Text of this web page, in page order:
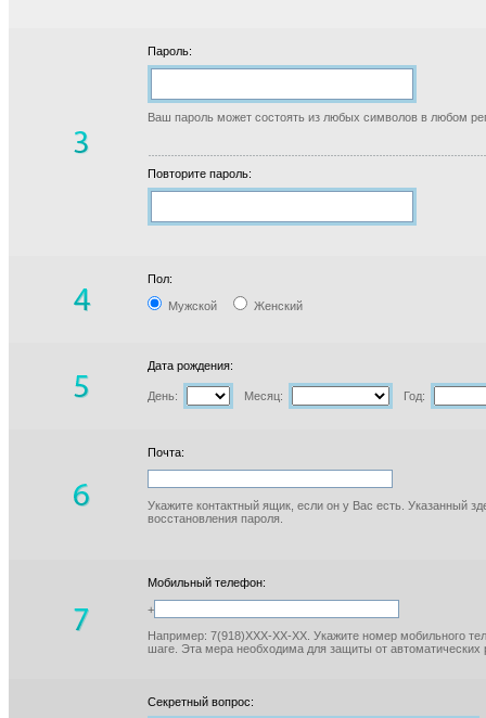
Пароль:
Ваш пароль может состоять из любых символов в любом
Повторите пароль:
Пол:
Мужской Женский
Дата рождения:
День: Месяц: Год:
Почта:
Укажите контактный ящик, если он у Вас есть. Указанный
восстановления пароля.
Мобильный телефон:
+
Например: 7(918)XXX-XX-XX. Укажите номер мобильного
шаге. Эта мера необходима для защиты от автоматических
Секретный вопрос: